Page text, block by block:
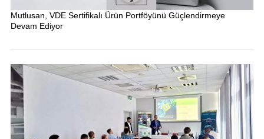
Mutlusan, VDE Sertifikalı Ürün Portföyünü Güçlendirmeye
Devam Ediyor